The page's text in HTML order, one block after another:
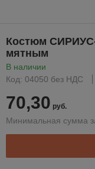
Костюм
мятным
В наличии
Код: 04050 без НДС
70,30 руб.
Минимальная сумма